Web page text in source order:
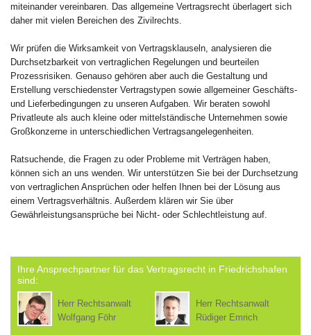
miteinander vereinbaren. Das allgemeine Vertragsrecht überlagert sich
daher mit vielen Bereichen des Zivilrechts.
Wir prüfen die Wirksamkeit von Vertragsklauseln, analysieren die
Durchsetzbarkeit von vertraglichen Regelungen und beurteilen
Prozessrisiken. Genauso gehören aber auch die Gestaltung und
Erstellung verschiedenster Vertragstypen sowie allgemeiner Geschäfts-
und Lieferbedingungen zu unseren Aufgaben. Wir beraten sowohl
Privatleute als auch kleine oder mittelständische Unternehmen sowie
Großkonzerne in unterschiedlichen Vertragsangelegenheiten.
Ratsuchende, die Fragen zu oder Probleme mit Verträgen haben,
können sich an uns wenden. Wir unterstützen Sie bei der Durchsetzung
von vertraglichen Ansprüchen oder helfen Ihnen bei der Lösung aus
einem Vertragsverhältnis. Außerdem klären wir Sie über
Gewährleistungsansprüche bei Nicht- oder Schlechtleistung auf.
Ihre Ansprechpartner für das Vertragsrecht in Friedrichshafen
sind:
Herr Rechtsanwalt
Wolfgang Föhr
Herr Rechtsanwalt
Rüdiger Emrich